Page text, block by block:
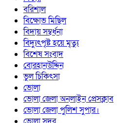
বরিশাল
বিক্ষোভ মিছিল
বিদায় সম্বর্ধনা
বিদ্যুৎপৃষ্ট হয়ে মৃত্যু
বিশেষ সংবাদ
বোরহানউদ্দিন
ভুল চিকিৎসা
ভোলা
ভোলা জেলা অনলাইন প্রেসক্লাব
ভোলা জেলা পুলিশ সুপার।